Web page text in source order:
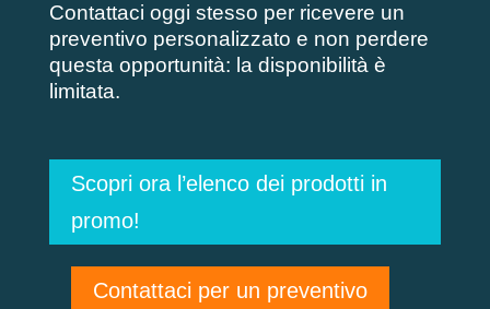
Contattaci oggi stesso per ricevere un
preventivo personalizzato e non perdere
questa opportunità: la disponibilità è
limitata.
Scopri ora l’elenco dei prodotti in
promo!
Contattaci per un preventivo